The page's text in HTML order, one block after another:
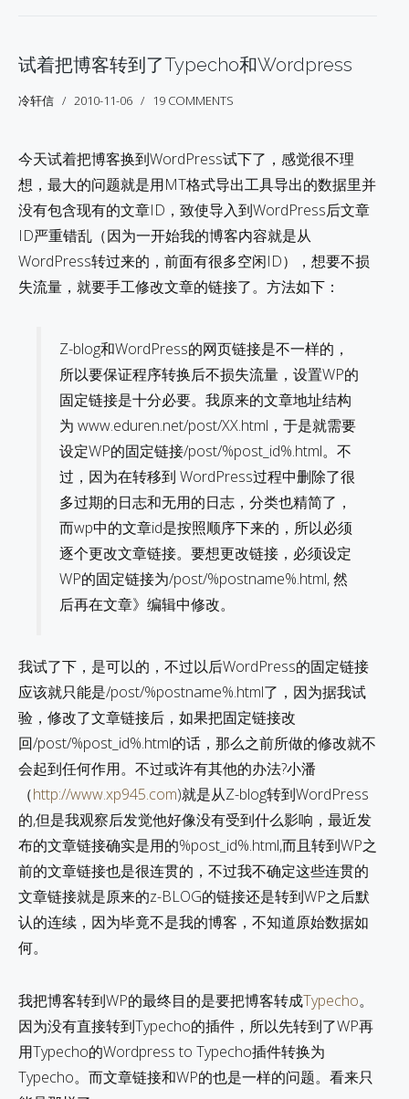
试着把博客转到了Typecho和Wordpress
冷轩信 2010-11-06 19 COMMENTS
今天试着把博客换到WordPress试下了，感觉很不理
想，最大的问题就是用MT格式导出工具导出的数据里并
没有包含现有的文章ID，致使导入到WordPress后文章
ID严重错乱（因为一开始我的博客内容就是从
WordPress转过来的，前面有很多空闲ID），想要不损
失流量，就要手工修改文章的链接了。方法如下：
Z-blog和WordPress的网页链接是不一样的，
所以要保证程序转换后不损失流量，设置WP的
固定链接是十分必要。我原来的文章地址结构
为 www.eduren.net/post/XX.html，于是就需要
设定WP的固定链接/post/%post_id%.html。不
过，因为在转移到 WordPress过程中删除了很
多过期的日志和无用的日志，分类也精简了，
而wp中的文章id是按照顺序下来的，所以必须
逐个更改文章链接。要想更改链接，必须设定
WP的固定链接为/post/%postname%.html, 然
后再在文章》编辑中修改。
我试了下，是可以的，不过以后WordPress的固定链接
应该就只能是/post/%postname%.html了，因为据我试
验，修改了文章链接后，如果把固定链接改
回/post/%post_id%.html的话，那么之前所做的修改就不
会起到任何作用。不过或许有其他的办法?小潘
（http://www.xp945.com)就是从Z-blog转到WordPress
的,但是我观察后发觉他好像没有受到什么影响，最近发
布的文章链接确实是用的%post_id%.html,而且转到WP之
前的文章链接也是很连贯的，不过我不确定这些连贯的
文章链接就是原来的z-BLOG的链接还是转到WP之后默
认的连续，因为毕竟不是我的博客，不知道原始数据如
何。
我把博客转到WP的最终目的是要把博客转成Typecho。
因为没有直接转到Typecho的插件，所以先转到了WP再
用Typecho的Wordpress to Typecho插件转换为
Typecho。而文章链接和WP的也是一样的问题。看来只